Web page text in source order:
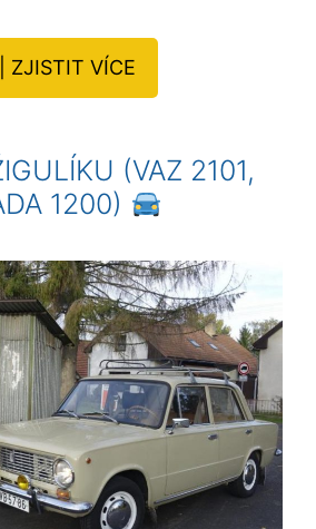
| ZJISTIT VÍCE
(VAZ 2101,
1200)